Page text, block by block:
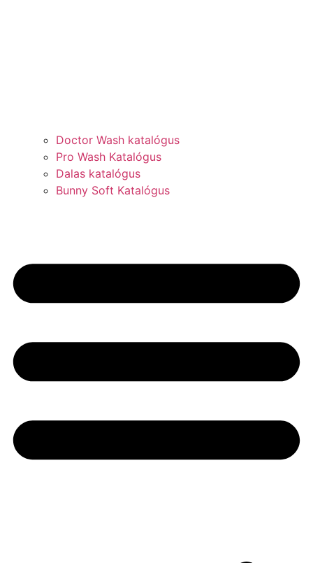
Doctor Wash katalógus
Pro Wash Katalógus
Dalas katalógus
Bunny Soft Katalógus